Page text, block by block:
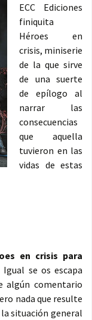
ECC Ediciones
finiquita
Héroes en
crisis, miniserie
de la que sirve
de una suerte
de epílogo al
narrar las
consecuencias
que aquella
tuvieron en las
vidas de estas
en crisis para
Igual se os escapa
algún comentario
nada que resulte
situación general